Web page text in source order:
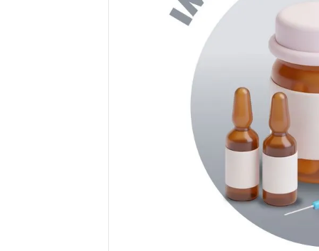
7.
. roche
9. megacistin
10 pañales